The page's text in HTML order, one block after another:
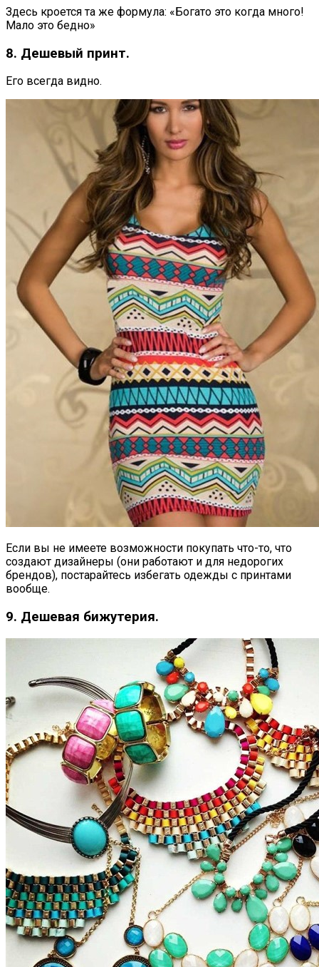
Здесь кроется та же формула: «Богато это когда много!
Мало это бедно»
8. Дешевый принт.
Его всегда видно.
Если вы не имеете возможности покупать что-то, что
создают дизайнеры (они работают и для недорогих
брендов), постарайтесь избегать одежды с принтами
вообще.
9. Дешевая бижутерия.